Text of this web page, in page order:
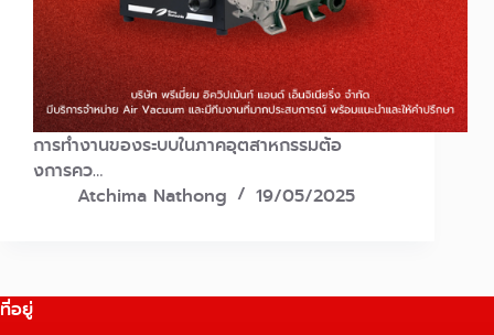
การทำงานของระบบในภาคอุตสาหกรรมต้อ
งการคว…
Atchima Nathong
19/05/2025
ที่อยู่